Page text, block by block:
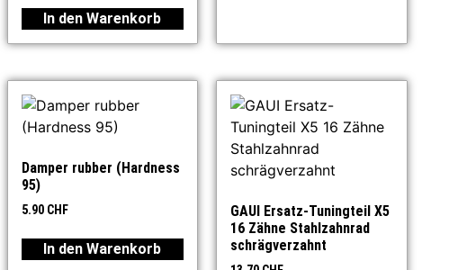
In den Warenkorb
Damper rubber (Hardness
95)
5.90 CHF
In den Warenkorb
GAUI Ersatz-Tuningteil X5
16 Zähne Stahlzahnrad
schrägverzahnt